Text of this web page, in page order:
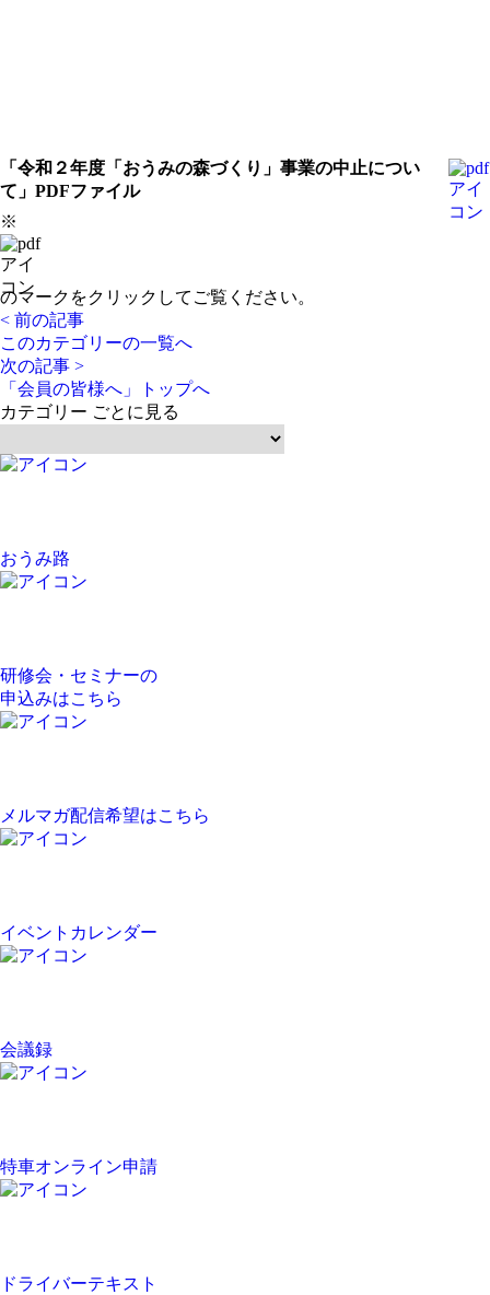
「令和２年度「おうみの森づくり」事業の中止につい
て」PDFファイル
※
のマークをクリックしてご覧ください。
< 前の記事
このカテゴリーの一覧へ
次の記事 >
「会員の皆様へ」トップへ
カテゴリー ごとに見る
おうみ路
研修会・セミナーの
申込みはこちら
メルマガ配信希望はこちら
イベントカレンダー
会議録
特車オンライン申請
ドライバーテキスト